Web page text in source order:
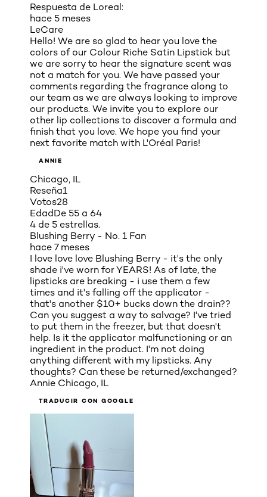
Respuesta de Loreal:
hace 5 meses
LeCare
Hello! We are so glad to hear you love the
colors of our Colour Riche Satin Lipstick but
we are sorry to hear the signature scent was
not a match for you. We have passed your
comments regarding the fragrance along to
our team as we are always looking to improve
our products. We invite you to explore our
other lip collections to discover a formula and
finish that you love. We hope you find your
next favorite match with L'Oréal Paris!
ANNIE
Chicago, IL
Reseña1
Votos28
EdadDe 55 a 64
4 de 5 estrellas.
Blushing Berry - No. 1 Fan
hace 7 meses
I love love love Blushing Berry - it's the only
shade i've worn for YEARS! As of late, the
lipsticks are breaking - i use them a few
times and it's falling off the applicator -
that's another $10+ bucks down the drain??
Can you suggest a way to salvage? I've tried
to put them in the freezer, but that doesn't
help. Is it the applicator malfunctioning or an
ingredient in the product. I'm not doing
anything different with my lipsticks. Any
thoughts? Can these be returned/exchanged?
Annie Chicago, IL
TRADUCIR CON GOOGLE